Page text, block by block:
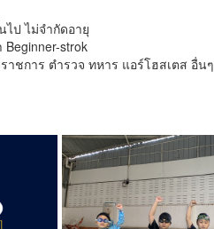
ป ไม่จำกัดอายุ
strok
าชการ ตำรวจ ทหาร แอร์โฮสเตส อื่นๆ